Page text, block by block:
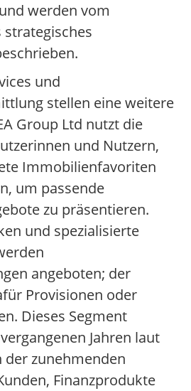
werden vom
und
stellen eine weitere
Group Ltd nutzt die
und Nutzern,
Immobilienfavoriten
um passende
zu präsentieren.
und spezialisierte
angeboten; der
Provisionen oder
Dieses Segment
Jahren laut
der zunehmenden
Finanzprodukte